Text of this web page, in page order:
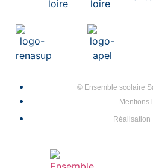
© Ensemble scolaire
Mentions
Réalisation